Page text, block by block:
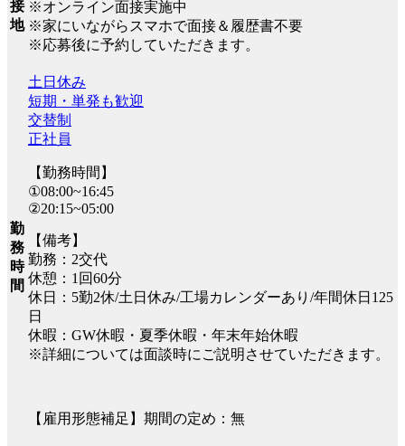
接
地
※オンライン面接実施中
※家にいながらスマホで面接＆履歴書不要
※応募後に予約していただきます。
勤
務
時
間
土日休み
短期・単発も歓迎
交替制
正社員
【勤務時間】
①08:00~16:45
②20:15~05:00
【備考】
勤務：2交代
休憩：1回60分
休日：5勤2休/土日休み/工場カレンダーあり/年間休日125
日
休暇：GW休暇・夏季休暇・年末年始休暇
※詳細については面談時にご説明させていただきます。
【雇用形態補足】期間の定め：無